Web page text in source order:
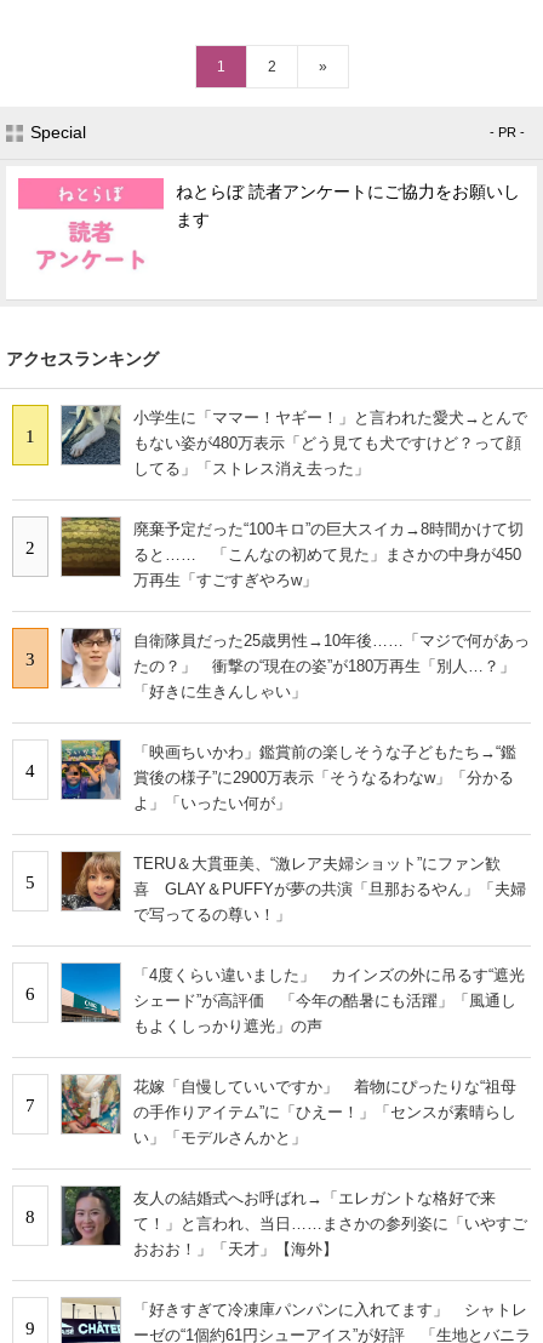
1 2 »
Special - PR -
ねとらぼ 読者アンケートにご協力をお願いし
ます
アクセスランキング
1
小学生に「ママー！ヤギー！」と言われた愛犬→とんで
もない姿が480万表示「どう見ても犬ですけど？って顔
してる」「ストレス消え去った」
2
廃棄予定だった“100キロ”の巨大スイカ→8時間かけて切
ると…… 「こんなの初めて見た」まさかの中身が450
万再生「すごすぎやろw」
3
自衛隊員だった25歳男性→10年後……「マジで何があっ
たの？」 衝撃の“現在の姿”が180万再生「別人…？」
「好きに生きんしゃい」
4
「映画ちいかわ」鑑賞前の楽しそうな子どもたち→“鑑
賞後の様子”に2900万表示「そうなるわなw」「分かる
よ」「いったい何が」
5
TERU＆大貫亜美、“激レア夫婦ショット”にファン歓
喜 GLAY＆PUFFYが夢の共演「旦那おるやん」「夫婦
で写ってるの尊い！」
6
「4度くらい違いました」 カインズの外に吊るす“遮光
シェード”が高評価 「今年の酷暑にも活躍」「風通し
もよくしっかり遮光」の声
7
花嫁「自慢していいですか」 着物にぴったりな“祖母
の手作りアイテム”に「ひえー！」「センスが素晴らし
い」「モデルさんかと」
8
友人の結婚式へお呼ばれ→「エレガントな格好で来
て！」と言われ、当日……まさかの参列姿に「いやすご
おおお！」「天才」【海外】
9
「好きすぎて冷凍庫パンパンに入れてます」 シャトレ
ーゼの“1個約61円シューアイス”が好評 「生地とバニラ